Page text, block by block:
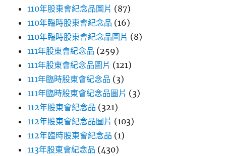
110年股東會紀念品圖片 (87)
110年臨時股東會紀念品 (16)
110年臨時股東會紀念品圖片 (8)
111年股東會紀念品 (259)
111年股東會紀念品圖片 (121)
111年臨時股東會紀念品 (3)
111年臨時股東會紀念品圖片 (3)
112年股東會紀念品 (321)
112年股東會紀念品圖片 (103)
112年臨時股東會紀念品 (1)
113年股東會紀念品 (430)